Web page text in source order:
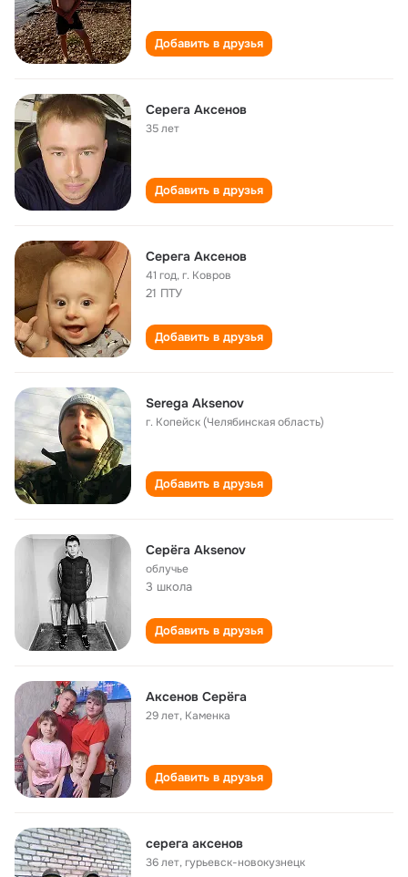
Добавить в друзья
Серега Аксенов
35 лет
Добавить в друзья
Серега Аксенов
41 год,г. Ковров
21 ПТУ
Добавить в друзья
Serega Aksenov
г. Копейск (Челябинская область)
Добавить в друзья
Серёга Aksenov
облучье
3 школа
Добавить в друзья
Аксенов Серёга
29 лет, Каменка
Добавить в друзья
серега аксенов
36 лет,гурьевск-новокузнецк